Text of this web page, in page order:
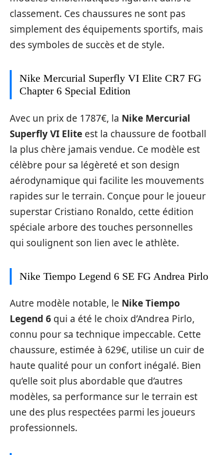
classement. Ces chaussures ne sont pas
simplement des équipements sportifs, mais
des symboles de succès et de style.
Nike Mercurial Superfly VI Elite CR7 FG
Chapter 6 Special Edition
Avec un prix de 1787€, la Nike Mercurial
Superfly VI Elite est la chaussure de football
la plus chère jamais vendue. Ce modèle est
célèbre pour sa légèreté et son design
aérodynamique qui facilite les mouvements
rapides sur le terrain. Conçue pour le joueur
superstar Cristiano Ronaldo, cette édition
spéciale arbore des touches personnelles
qui soulignent son lien avec le athlète.
Nike Tiempo Legend 6 SE FG Andrea Pirlo
Autre modèle notable, le Nike Tiempo
Legend 6 qui a été le choix d’Andrea Pirlo,
connu pour sa technique impeccable. Cette
chaussure, estimée à 629€, utilise un cuir de
haute qualité pour un confort inégalé. Bien
qu’elle soit plus abordable que d’autres
modèles, sa performance sur le terrain est
une des plus respectées parmi les joueurs
professionnels.